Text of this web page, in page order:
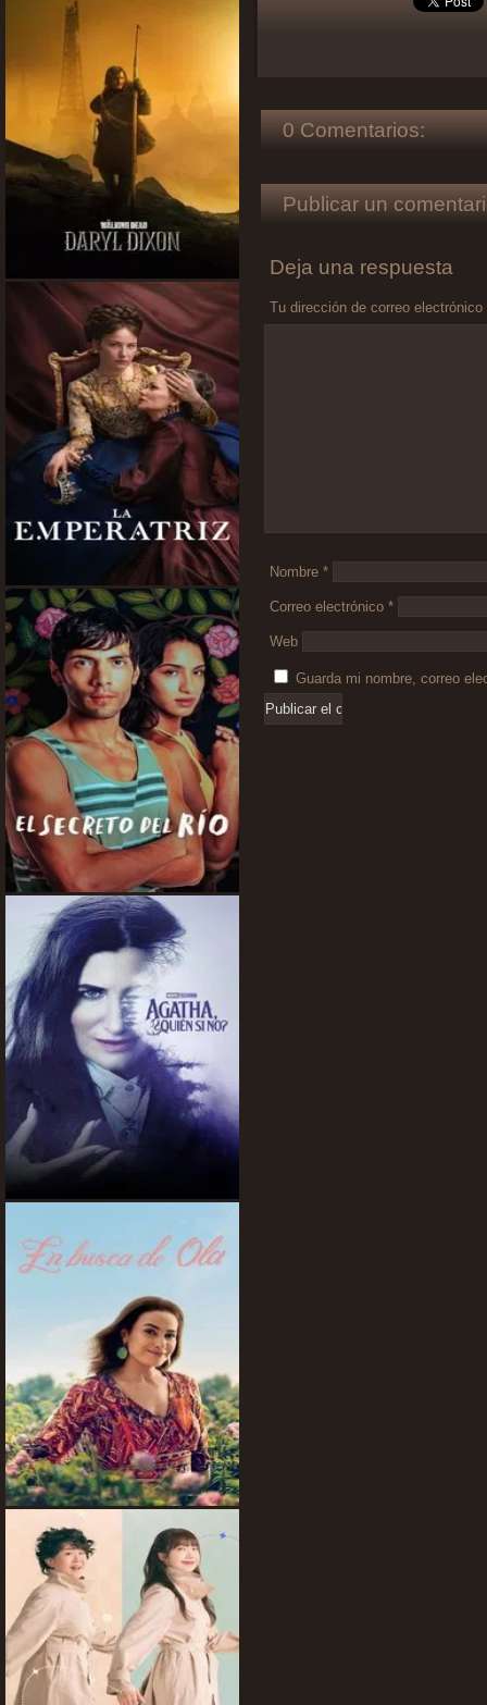
0 Comentarios:
Publicar un
Deja una respuesta
Tu dirección de correo
Nombre *
Correo electrónico *
Web
Guarda mi nombre, correo